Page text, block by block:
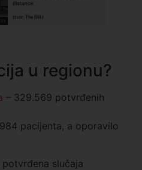
u regionu?
– 329.569 potvrđenih
pacijenta, a oporavilo
slučaja